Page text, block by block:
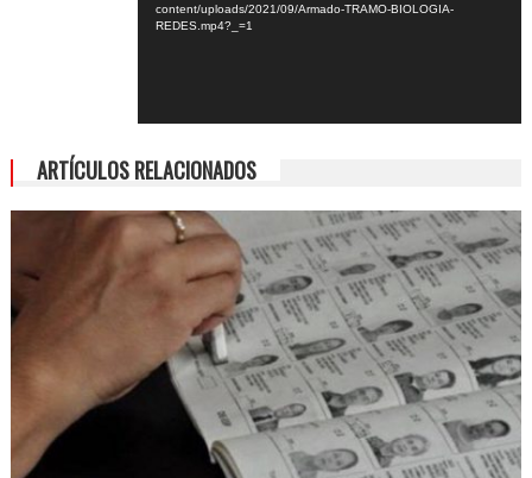
content/uploads/2021/09/Armado-TRAMO-BIOLOGIA-
REDES.mp4?_=1
ARTÍCULOS RELACIONADOS